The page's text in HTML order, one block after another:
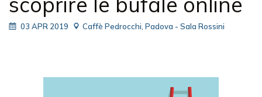
03 APR 2019 Caffè Pedrocchi, Padova - Sala Rossini